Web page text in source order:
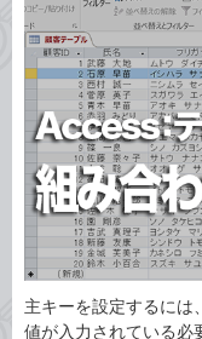
ゴ
リ
主キーを設定するには
値が入力されている必